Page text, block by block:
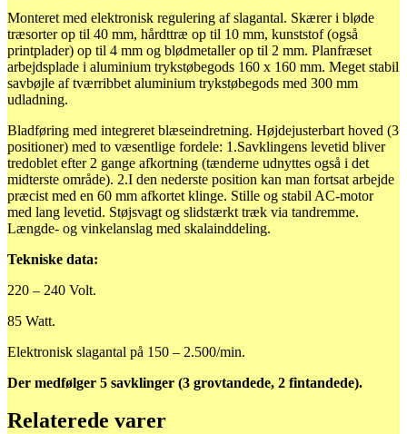
Monteret med elektronisk regulering af slagantal. Skærer i bløde
træsorter op til 40 mm, hårdttræ op til 10 mm, kunststof (også
printplader) op til 4 mm og blødmetaller op til 2 mm. Planfræset
arbejdsplade i aluminium trykstøbegods 160 x 160 mm. Meget stabil
savbøjle af tværribbet aluminium trykstøbegods med 300 mm
udladning.
Bladføring med integreret blæseindretning. Højdejusterbart hoved (3
positioner) med to væsentlige fordele: 1.Savklingens levetid bliver
tredoblet efter 2 gange afkortning (tænderne udnyttes også i det
midterste område). 2.I den nederste position kan man fortsat arbejde
præcist med en 60 mm afkortet klinge. Stille og stabil AC-motor
med lang levetid. Støjsvagt og slidstærkt træk via tandremme.
Længde- og vinkelanslag med skalainddeling.
Tekniske data:
220 – 240 Volt.
85 Watt.
Elektronisk slagantal på 150 – 2.500/min.
Der medfølger 5 savklinger (3 grovtandede, 2 fintandede).
Relaterede varer